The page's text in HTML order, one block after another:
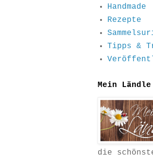
Handmade
Rezepte
Tipps &
Mein Ländle
die